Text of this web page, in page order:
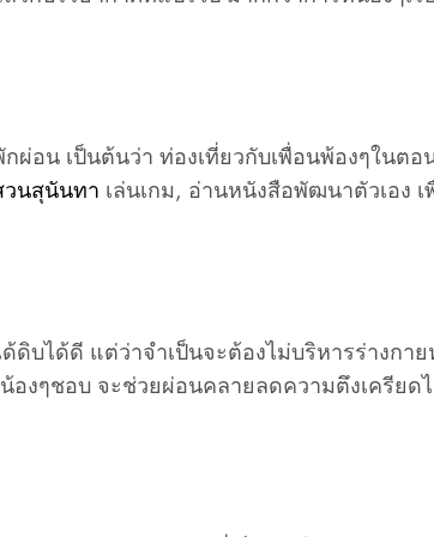
ผ่อน เป็นต้นว่า ท่องเที่ยวกับเพื่อนพ้องๆในต
วนสุนันทา เล่นเกม, อ่านหนังสือพัฒนาตัวเอง
บได้ดี แต่ว่าจำเป็นจะต้องไม่บริหารร่างกา
องๆชอบ จะช่วยผ่อนคลายลดความตึงเครีย